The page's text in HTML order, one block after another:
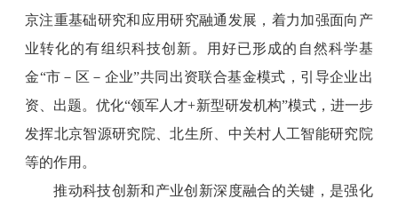
京注重基础研究和应用研究融通发展，着力加强面向产
业转化的有组织科技创新。用好已形成的自然科学基
金“市－区－企业”共同出资联合基金模式，引导企业出
资、出题。优化“领军人才+新型研发机构”模式，进一步
发挥北京智源研究院、北生所、中关村人工智能研究院
等的作用。
推动科技创新和产业创新深度融合的关键，是强化